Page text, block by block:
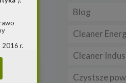
w
Blog
Cleaner
Cleaner
Czystsze
2016 r.